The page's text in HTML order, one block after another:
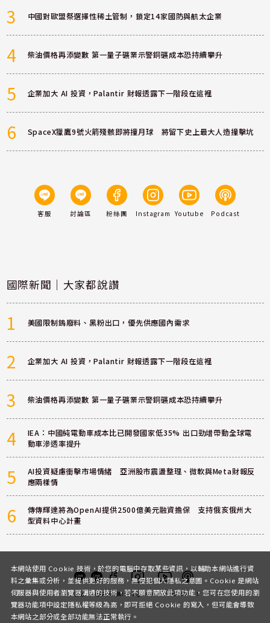
3 中國對歐盟祭選擇性稀土管制，鎖定14家國防與航太企業
4 柴油價格再添變數 第一量子礦業示警銅礦成本恐持續攀升
5 企業加大 AI 投資，Palantir 財報透露下一階段在這裡
6 SpaceX獵鷹9號火箭殘骸即將撞月球 將留下史上最大人造撞擊坑
客服 討論區 粉絲團 Instagram Youtube Podcast
國際新聞｜大家都說讚
1 美國限制鎢廢料、黑粉出口，優先供應國內需求
2 企業加大 AI 投資，Palantir 財報透露下一階段在這裡
3 柴油價格再添變數 第一量子礦業示警銅礦成本恐持續攀升
4
IEA：中國純電動車成本比已開發國家低35% 出口勁增帶動全球電
動車滲透率提升
5
AI投資疑慮衝擊市場情緒 亞洲股市震盪整理、微軟與Meta財報反
應兩樣情
6
傳傳輝達將為OpenAI提供2500億美元融資擔保 支持俄亥俄州大
型資料中心計畫
客服 討論區粉絲團InstagramYoutubePodcast
本網站使用 Cookie 技術，於您的電腦中存取某些資訊，以輔助本網站進行資
料之彙集或分析，並提供更好的服務，無侵犯個人隱私之意圖。Cookie 是網站
伺服器與使用者瀏覽器溝通的技術，若不願意開放此項功能，您可在您使用的瀏
覽器功能項中設定隱私權等級為高，即可拒絕 Cookie 的寫入，但可能會導致
本網站之部分或全部功能無法正常執行。